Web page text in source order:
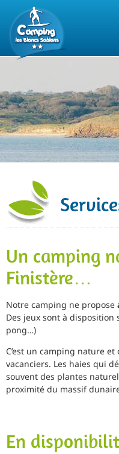
Un camping
Finistère…
Notre camping ne propose
Des jeux sont à disposition
pong…)
C’est un camping nature
vacanciers. Les haies qui
souvent des plantes
proximité du massif
En